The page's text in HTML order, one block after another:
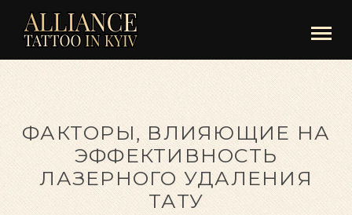
ФАКТОРЫ, ВЛИЯЮЩИЕ НА
ЭФФЕКТИВНОСТЬ
ЛАЗЕРНОГО УДАЛЕНИЯ
ТАТУ